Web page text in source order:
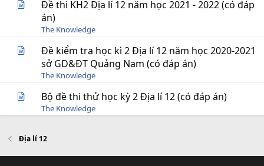
Đề thi KH2 Địa lí 12 năm học 2021 - 2022 (có đáp
án)
The Knowledge
Đề kiểm tra học kì 2 Địa lí 12 năm học 2020-2021
sở GD&ĐT Quảng Nam (có đáp án)
The Knowledge
Bộ đề thi thử học kỳ 2 Địa lí 12 (có đáp án)
The Knowledge
Địa lí 12